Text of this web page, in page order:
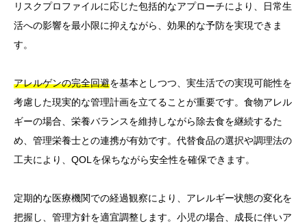
リスクプロファイルに応じた包括的なアプローチにより、日常生
活への影響を最小限に抑えながら、効果的な予防を実現できま
す。
アレルゲンの完全回避を基本としつつ、実生活での実現可能性を
考慮した現実的な管理計画を立てることが重要です。食物アレル
ギーの場合、栄養バランスを維持しながら除去食を継続するた
め、管理栄養士との連携が有効です。代替食品の選択や調理法の
工夫により、QOLを保ちながら安全性を確保できます。
定期的な医療機関での経過観察により、アレルギー状態の変化を
把握し、管理方針を適宜調整します。小児の場合、成長に伴いア